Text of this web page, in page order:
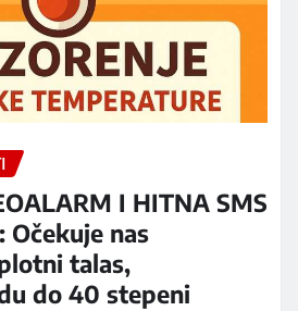
I HITNA SMS
Očekuje nas
talas,
do 40 stepeni